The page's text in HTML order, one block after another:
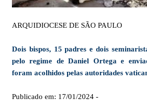
ARQUIDIOCESE DE SÃO PAULO
Dois bispos, 15 padres e dois
pelo regime de Daniel Ortega e
foram acolhidos pelas autoridades
Publicado em: 17/01/2024 -